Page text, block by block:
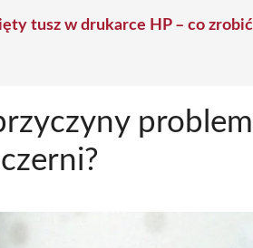
tusz w drukarce HP – co